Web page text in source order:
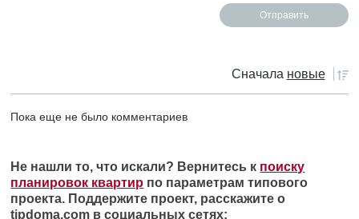
Сначала новые
Пока еще не было комментариев
Не нашли то, что искали? Вернитесь к поиску
планировок квартир по параметрам типового
проекта. Поддержите проект, расскажите о
tipdoma.com в социальных сетях: